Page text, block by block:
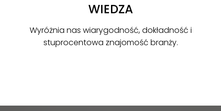
WIEDZA
Wyróżnia nas wiarygodność, dokładność i
stuprocentowa znajomość branży.